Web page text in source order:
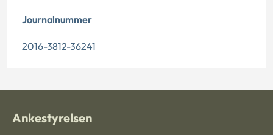
Journalnummer
2016-3812-36241
Ankestyrelsen